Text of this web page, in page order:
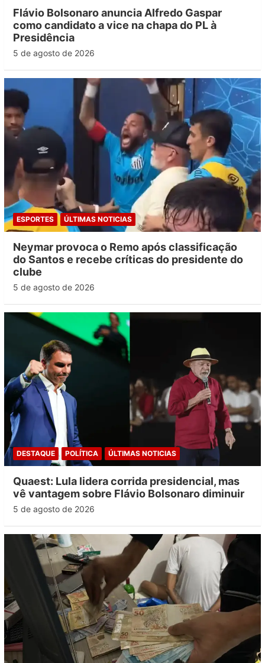
Flávio Bolsonaro anuncia Alfredo Gaspar
como candidato a vice na chapa do PL à
Presidência
5 de agosto de 2026
ESPORTES ÚLTIMAS NOTICIAS
Neymar provoca o Remo após classificação
do Santos e recebe críticas do presidente do
clube
5 de agosto de 2026
DESTAQUE POLÍTICA ÚLTIMAS NOTICIAS
Quaest: Lula lidera corrida presidencial, mas
vê vantagem sobre Flávio Bolsonaro diminuir
5 de agosto de 2026